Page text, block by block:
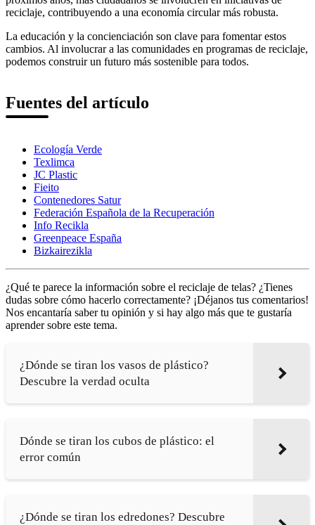
reciclaje, contribuyendo a una economía circular más robusta.
La educación y la concienciación son clave para fomentar estos
cambios. Al involucrar a las comunidades en programas de reciclaje,
podemos construir un futuro más sostenible para todos.
Fuentes del artículo
Ecología Verde
Texlimca
JC Plastic
Fieito
Contenedores Satur
Federación Española de la Recuperación
Info Recikla
Greenpeace España
Bizkairezikla
¿Qué te parece la información sobre el reciclaje de telas? ¿Tienes
dudas sobre cómo hacerlo correctamente? ¡Déjanos tus comentarios!
Nos encantaría saber tu opinión y si hay algo más que te gustaría
aprender sobre este tema.
¿Dónde se tiran los vasos de plástico?
Descubre la verdad oculta
Dónde se tiran los cubos de plástico: el
error común
¿Dónde se tiran los edredones? Descubre